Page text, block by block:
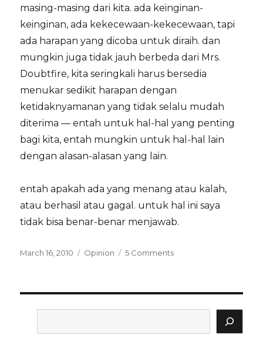
masing-masing dari kita. ada keinginan-
keinginan, ada kekecewaan-kekecewaan, tapi
ada harapan yang dicoba untuk diraih. dan
mungkin juga tidak jauh berbeda dari Mrs.
Doubtfire, kita seringkali harus bersedia
menukar sedikit harapan dengan
ketidaknyamanan yang tidak selalu mudah
diterima — entah untuk hal-hal yang penting
bagi kita, entah mungkin untuk hal-hal lain
dengan alasan-alasan yang lain.
entah apakah ada yang menang atau kalah,
atau berhasil atau gagal. untuk hal ini saya
tidak bisa benar-benar menjawab.
Posted
March 16, 2010 Categories
Opinion 5 Commentson